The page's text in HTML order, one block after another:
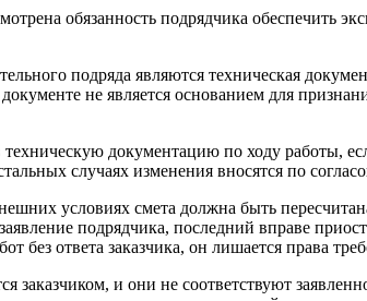
обязанность подрядчика обеспечить
подряда являются техническая
не является основанием для
техническую документацию по ходу
случаях изменения вносятся по
условиях смета должна быть
подрядчика, последний вправе
без ответа заказчика, он лишается права
заказчиком, и они не соответствуют